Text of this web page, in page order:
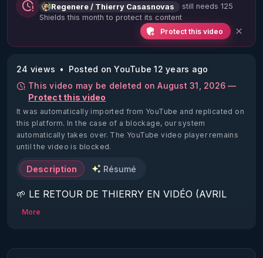
Regenere / Thierry Casasnovas
still needs 125
Shields this month to protect its content
Protect this video
24 views
Posted on YouTube 12 years ago
This video may be deleted on August 31, 2026 —
Protect this video
It was automatically imported from YouTube and replicated on
this platform. In the case of a blockage, our system
automatically takes over. The YouTube video player remains
until the video is blocked.
Description Résumé
🌱 LE RETOUR DE THIERRY EN VIDÉO (AVRIL
2022)!
https://www.rgnr.fr/presentation.html
More